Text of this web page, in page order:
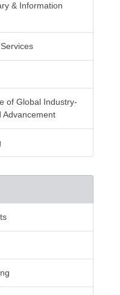
& Information
of Global Industry-
Advancement